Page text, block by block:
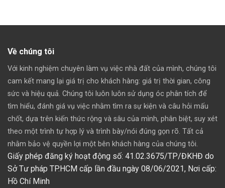
Về chúng tôi
Với kinh nghiệm chuyên làm vụ việc nhà đất của mình, chúng tôi
cam kết mang lại giá trị cho khách hàng: giá trị thời gian, công
sức và hiệu quả. Chúng tôi luôn luôn sử dụng óc phân tích để
tìm hiểu, đánh giá vụ việc nhằm tìm ra sự kiện và câu hỏi mấu
chốt, dựa trên kiến thức rộng và sâu của mình, phân biệt, suy xét
theo một trình tự hợp lý và trình bày/nói đúng gọn rõ. Tất cả
nhằm bảo vệ quyền lợi một bên khách hàng của chúng tôi.
Giấy phép đăng ký hoạt động số: 41.02.3675/TP/ĐKHĐ do
Sở Tư pháp TP.HCM cấp lần đầu ngày 08/06/2021, Nơi cấp:
Hồ Chí Minh